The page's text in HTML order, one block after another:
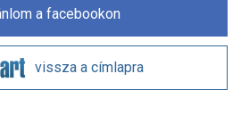
a facebookon
vissza a címlapra